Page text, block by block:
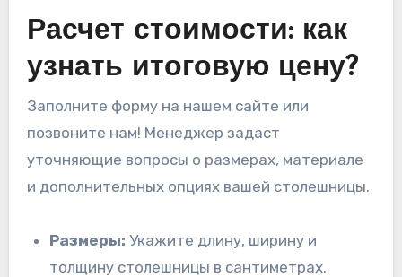
Расчет стоимости: как
узнать итоговую цену?
Заполните форму на нашем сайте или
позвоните нам! Менеджер задаст
уточняющие вопросы о размерах, материале
и дополнительных опциях вашей столешницы.
Размеры: Укажите длину, ширину и
толщину столешницы в сантиметрах.